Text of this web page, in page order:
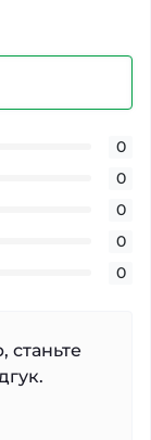
0
0
0
0
0
станьте